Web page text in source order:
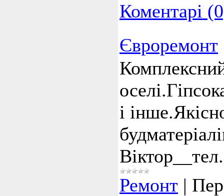
Коментарі
Євроремонт
і
Ремонт |